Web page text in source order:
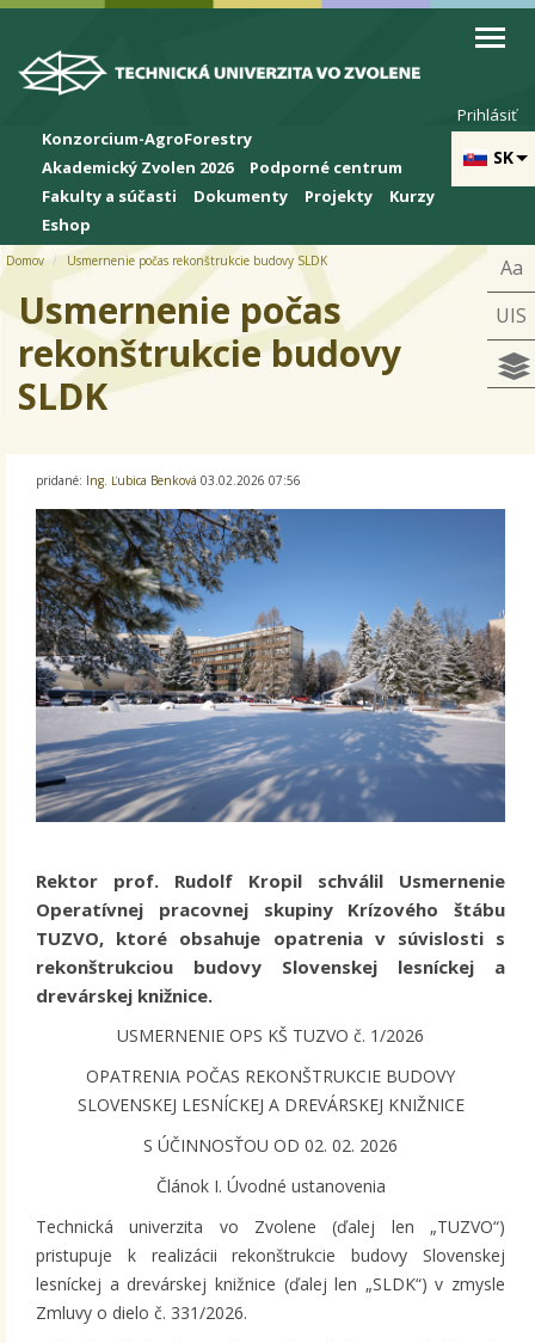
Skip to cookies
Skip to navigation
Skočiť na hlavný obsah
SK
Prihlásiť
Konzorcium-AgroForestry
Akademický Zvolen 2026
Podporné centrum
Fakulty a súčasti
Dokumenty Projekty
Kurzy
Eshop
Aa
UIS
Domov Usmernenie počas rekonštrukcie budovy SLDK
Usmernenie počas
rekonštrukcie budovy
SLDK
pridané: Ing. Ľubica Benková 03.02.2026 07:56
Rektor prof. Rudolf Kropil schválil Usmernenie
Operatívnej pracovnej skupiny Krízového štábu
TUZVO, ktoré obsahuje opatrenia v súvislosti s
rekonštrukciou budovy Slovenskej lesníckej a
drevárskej knižnice.
USMERNENIE OPS KŠ TUZVO č. 1/2026
OPATRENIA POČAS REKONŠTRUKCIE BUDOVY
SLOVENSKEJ LESNÍCKEJ A DREVÁRSKEJ KNIŽNICE
S ÚČINNOSŤOU OD 02. 02. 2026
Článok I. Úvodné ustanovenia
Technická univerzita vo Zvolene (ďalej len „TUZVO“)
pristupuje k realizácii rekonštrukcie budovy Slovenskej
lesníckej a drevárskej knižnice (ďalej len „SLDK“) v zmysle
Zmluvy o dielo č. 331/2026.